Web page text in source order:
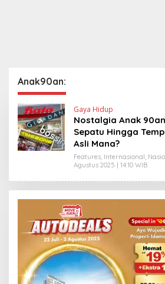
Anak90an:
Gaya Hidup
Nostalgia Anak
Sepatu Hingga
Asli Mana?
Features, Internasional,
Agustus 2025 | 14:10 WIB
E
H
Y
T
I
N
E
W
S
L